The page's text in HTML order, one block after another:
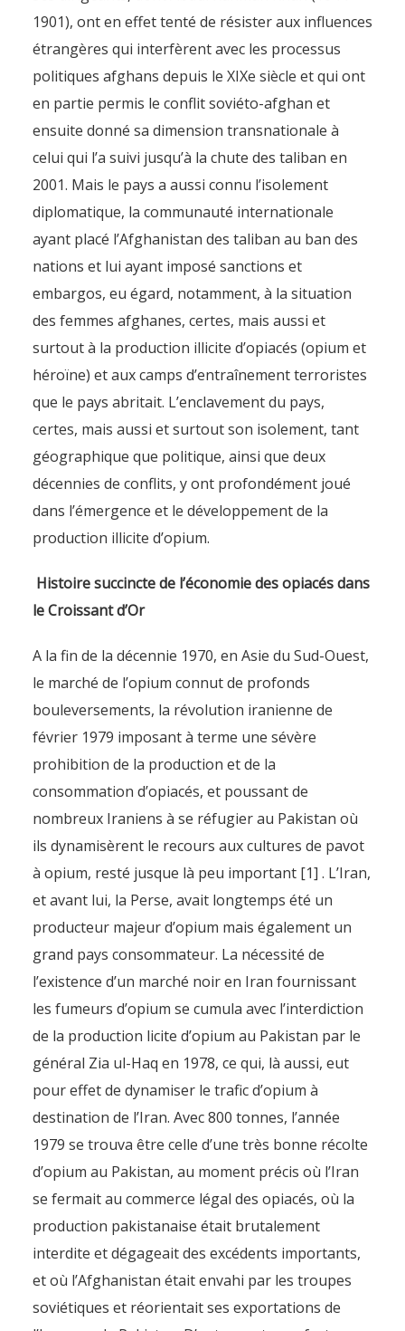
1901), ont en effet tenté de résister aux influences
étrangères qui interfèrent avec les processus
politiques afghans depuis le XIXe siècle et qui ont
en partie permis le conflit soviéto-afghan et
ensuite donné sa dimension transnationale à
celui qui l’a suivi jusqu’à la chute des taliban en
2001. Mais le pays a aussi connu l’isolement
diplomatique, la communauté internationale
ayant placé l’Afghanistan des taliban au ban des
nations et lui ayant imposé sanctions et
embargos, eu égard, notamment, à la situation
des femmes afghanes, certes, mais aussi et
surtout à la production illicite d’opiacés (opium et
héroïne) et aux camps d’entraînement terroristes
que le pays abritait. L’enclavement du pays,
certes, mais aussi et surtout son isolement, tant
géographique que politique, ainsi que deux
décennies de conflits, y ont profondément joué
dans l’émergence et le développement de la
production illicite d’opium.
Histoire succincte de l’économie des opiacés dans
le Croissant d’Or
A la fin de la décennie 1970, en Asie du Sud-Ouest,
le marché de l’opium connut de profonds
bouleversements, la révolution iranienne de
février 1979 imposant à terme une sévère
prohibition de la production et de la
consommation d’opiacés, et poussant de
nombreux Iraniens à se réfugier au Pakistan où
ils dynamisèrent le recours aux cultures de pavot
à opium, resté jusque là peu important [1] . L’Iran,
et avant lui, la Perse, avait longtemps été un
producteur majeur d’opium mais également un
grand pays consommateur. La nécessité de
l’existence d’un marché noir en Iran fournissant
les fumeurs d’opium se cumula avec l’interdiction
de la production licite d’opium au Pakistan par le
général Zia ul-Haq en 1978, ce qui, là aussi, eut
pour effet de dynamiser le trafic d’opium à
destination de l’Iran. Avec 800 tonnes, l’année
1979 se trouva être celle d’une très bonne récolte
d’opium au Pakistan, au moment précis où l’Iran
se fermait au commerce légal des opiacés, où la
production pakistanaise était brutalement
interdite et dégageait des excédents importants,
et où l’Afghanistan était envahi par les troupes
soviétiques et réorientait ses exportations de